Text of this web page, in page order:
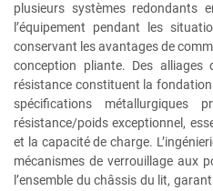
plusieurs systèmes redondants
l’équipement pendant les
conservant les avantages de
conception pliante. Des alliages
résistance constituent la
spécifications métallurgiques
résistance/poids exceptionnel,
et la capacité de charge.
mécanismes de verrouillage aux
l’ensemble du châssis du lit,